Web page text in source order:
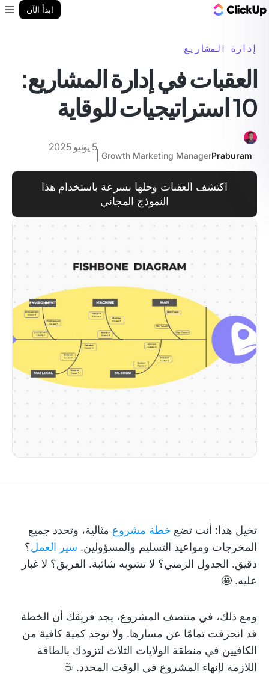
ابدأ الآن
إدارة المشاريع
العقبات في إدارة المشاريع:
10 استراتيجيات للوقاية
Praburam
Growth Marketing Manager
5 يونيو 2025
اكتشف العقبات وحلها بسرعة باستخدام هذا
النموذج المجاني
تخيل هذا: أنت تضع خطة مشروع مثالية، وتحدد جميع
المخرجات ومواعيد التسليم والمسؤولين. سير العمل؟
دقيق. الجدول الزمني؟ لا تشوبه شائبة. الفريق؟ لا غبار
عليه. 🤩
ومع ذلك، في منتصف المشروع، يجد فريقك أن الخطة
قد انحرفت تمامًا عن مسارها. ولا توجد كمية كافية من
الكافيين في منطقة الولايات الثلاث لتزودك بالطاقة
اللازمة لإنهاء المشروع في الوقت المحدد. ☕